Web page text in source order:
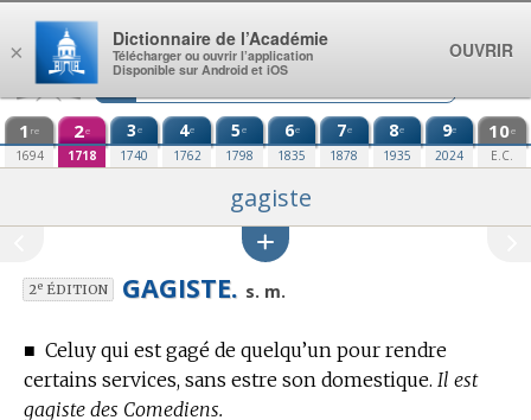
Aller au contenu
1 re
1694
2e
1718
3e
1740
4e
1762
5e
1798
6e
1835
7e
1878
8e
1935
9e
2024
10e
E.C.
gagiste
2eÉDITION GAGISTE. s. m.
■ Celuy qui est gagé de quelqu’un pour rendre
certains services, sans estre son domestique. Il est
gagiste des Comediens.
×
Dictionnaire de l’Académie
Télécharger ou ouvrir l’application
Disponible sur Android et iOS
OUVRIR